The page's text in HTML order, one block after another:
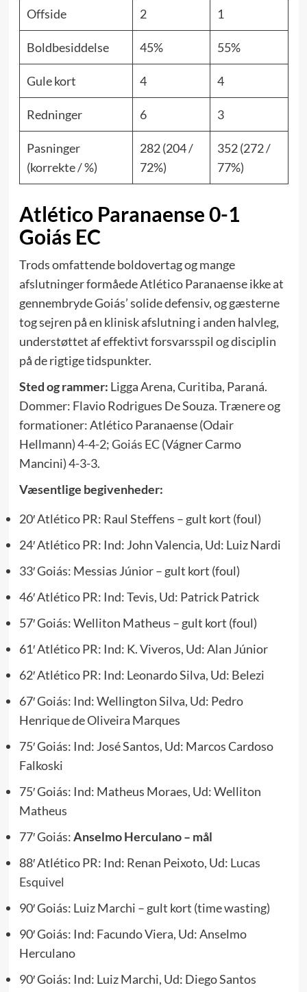
Offside 2 1
Boldbesiddelse 45% 55%
Gule kort 4 4
Redninger 6 3
Pasninger
(korrekte / %)
282 (204 /
72%)
352 (272 /
77%)
Atlético Paranaense 0-1
Goiás EC
Trods omfattende boldovertag og mange
afslutninger formåede Atlético Paranaense ikke at
gennembryde Goiás’ solide defensiv, og gæsterne
tog sejren på en klinisk afslutning i anden halvleg,
understøttet af effektivt forsvarsspil og disciplin
på de rigtige tidspunkter.
Sted og rammer: Ligga Arena, Curitiba, Paraná.
Dommer: Flavio Rodrigues De Souza. Trænere og
formationer: Atlético Paranaense (Odair
Hellmann) 4-4-2;Goiás EC(Vágner Carmo
Mancini) 4-3-3.
Væsentlige begivenheder:
20′ Atlético PR: Raul Steffens – gult kort (foul)
24′ Atlético PR: Ind: John Valencia, Ud: Luiz Nardi
33′ Goiás: Messias Júnior – gult kort (foul)
46′ Atlético PR: Ind: Tevis, Ud: Patrick Patrick
57′ Goiás: Welliton Matheus – gult kort (foul)
61′ Atlético PR: Ind: K. Viveros, Ud: Alan Júnior
62′ Atlético PR: Ind: Leonardo Silva, Ud: Belezi
67′ Goiás: Ind: Wellington Silva, Ud: Pedro
Henrique de Oliveira Marques
75′ Goiás: Ind: José Santos, Ud: Marcos Cardoso
Falkoski
75′ Goiás: Ind: Matheus Moraes, Ud: Welliton
Matheus
77′ Goiás:Anselmo Herculano – mål
88′ Atlético PR: Ind: Renan Peixoto, Ud: Lucas
Esquivel
90′ Goiás: Luiz Marchi – gult kort (time wasting)
90′ Goiás: Ind: Facundo Viera, Ud: Anselmo
Herculano
90′ Goiás: Ind: Luiz Marchi, Ud: Diego Santos